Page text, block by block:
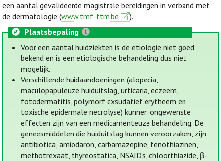
een aantal gevalideerde magistrale bereidingen in verband met
de dermatologie (www.tmf-ftm.be
).
Plaatsbepaling
Voor een aantal huidziekten is de etiologie niet goed
bekend en is een etiologische behandeling dus niet
mogelijk.
Verschillende huidaandoeningen (alopecia,
maculopapuleuze huiduitslag, urticaria, eczeem,
fotodermatitis, polymorf exsudatief erytheem en
toxische epidermale necrolyse) kunnen ongewenste
effecten zijn van een medicamenteuze behandeling. De
geneesmiddelen die huiduitslag kunnen veroorzaken, zijn
antibiotica, amiodaron, carbamazepine, fenothiazinen,
methotrexaat, thyreostatica, NSAID’s, chloorthiazide, β-